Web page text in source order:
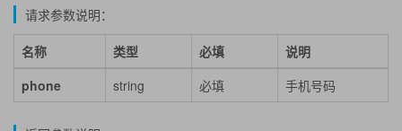
请求参数说明：
名称 类型 必填
说明
phone
string 必填 手机号码